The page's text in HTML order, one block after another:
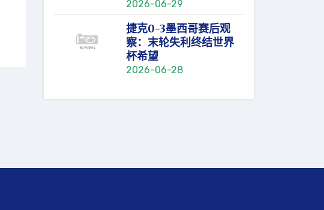
2026-06-29
捷克0-3墨西哥赛后观
察：末轮失利终结世界
杯希望
2026-06-28